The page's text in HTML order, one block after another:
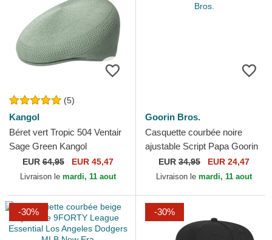
(5)
Kangol
Béret vert Tropic 504 Ventair
Sage Green Kangol
EUR64,95 EUR 45,47
Livraison le mardi, 11 aout
Goorin Bros.
Casquette courbée noire
ajustable Script Papa Goorin
Bros.EUR 34,95 EUR 24,47
Livraison le mardi, 11 aout
-30% -30%